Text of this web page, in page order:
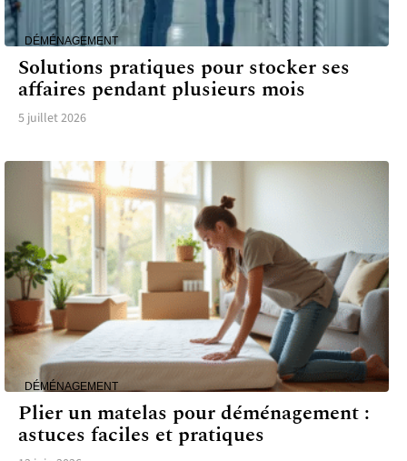
DÉMÉNAGEMENT
Solutions pratiques pour stocker ses
affaires pendant plusieurs mois
5 juillet 2026
DÉMÉNAGEMENT
Plier un matelas pour déménagement :
astuces faciles et pratiques